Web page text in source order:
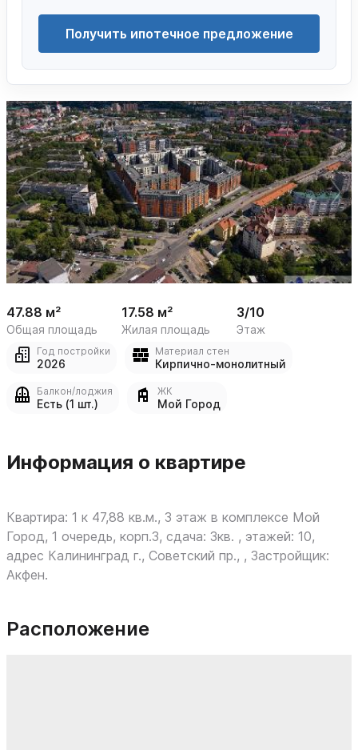
Получить ипотечное предложение
1
/
8
47.88 м²
Общая площадь
17.58 м²
Жилая площадь
3/10
Этаж
Год постройки
2026
Материал стен
Кирпично-монолитный
Балкон/лоджия
Есть (1 шт.)
ЖК
Мой Город
Информация о квартире
Квартира: 1 к 47,88 кв.м., 3 этаж в комплексе Мой
Город, 1 очередь, корп.3, сдача: 3кв. , этажей: 10,
адрес Калининград г., Советский пр., , Застройщик:
Акфен.
Расположение